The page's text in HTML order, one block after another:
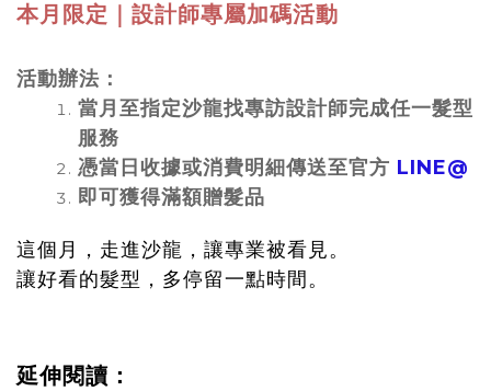
本月限定｜設計師專屬加碼活動
活動辦法：
當月至指定沙龍找專訪設計師完成任一髮型
服務
憑當日收據或消費明細傳送至官方 LINE@
即可獲得滿額贈髮品
這個月，走進沙龍，讓專業被看見。
讓好看的髮型，多停留一點時間。
延伸閱讀：